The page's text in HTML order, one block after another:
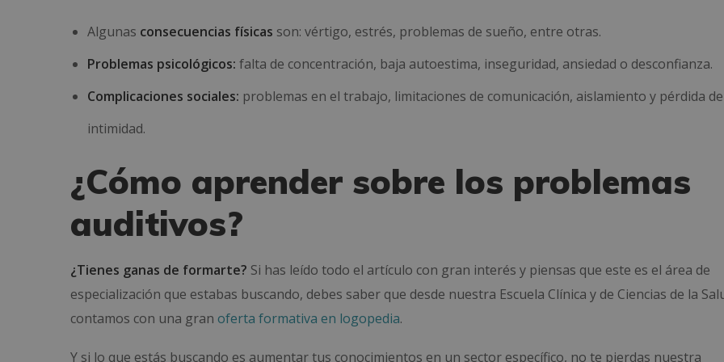
Algunas consecuencias físicas son: vértigo, estrés, problemas de sueño, entre otras.
Problemas psicológicos: falta de concentración, baja autoestima, inseguridad, ansiedad o desconfianza.
Complicaciones sociales: problemas en el trabajo, limitaciones de comunicación, aislamiento y pérdida de
intimidad.
¿Cómo aprender sobre los problemas
auditivos?
¿Tienes ganas de formarte? Si has leído todo el artículo con gran interés y piensas que este es el área de
especialización que estabas buscando, debes saber que desde nuestra Escuela Clínica y de Ciencias de la
contamos con una gran oferta formativa en logopedia.
Y si lo que estás buscando es aumentar tus conocimientos en un sector específico, no te pierdas nuestra